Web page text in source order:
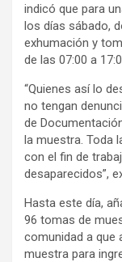
indicó que para
los días sábado,
exhumación y
de las 07:00 a
“Quienes así lo
no tengan
de
la muestra. Toda
con el fin de
desaparecidos”,
Hasta este día,
96 tomas de
comunidad a que
muestra para